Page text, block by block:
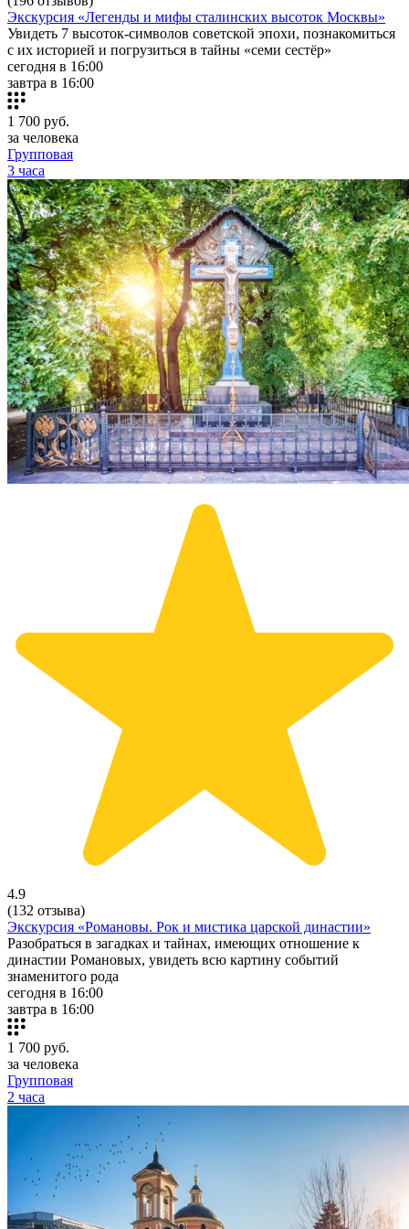
Экскурсия «Легенды и мифы сталинских высоток Москвы»
Увидеть 7 высоток-символов советской эпохи, познакомиться
с их историей и погрузиться в тайны «семи сестёр»
сегодня в 16:00
завтра в 16:00
1 700 руб.
за человека
Групповая
3 часа
4.9
(132 отзыва)
Экскурсия «Романовы. Рок и мистика царской династии»
Разобраться в загадках и тайнах, имеющих отношение к
династии Романовых, увидеть всю картину событий
знаменитого рода
сегодня в 16:00
завтра в 16:00
1 700 руб.
за человека
Групповая
2 часа